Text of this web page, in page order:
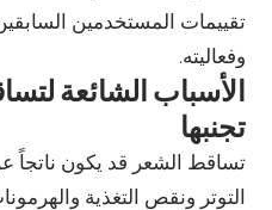
تقييمات المستخدمين
وفعاليته.
الأسباب الشائعة
تجنبها
تساقط الشعر قد يكون ناتجاً
التوتر ونقص التغذية